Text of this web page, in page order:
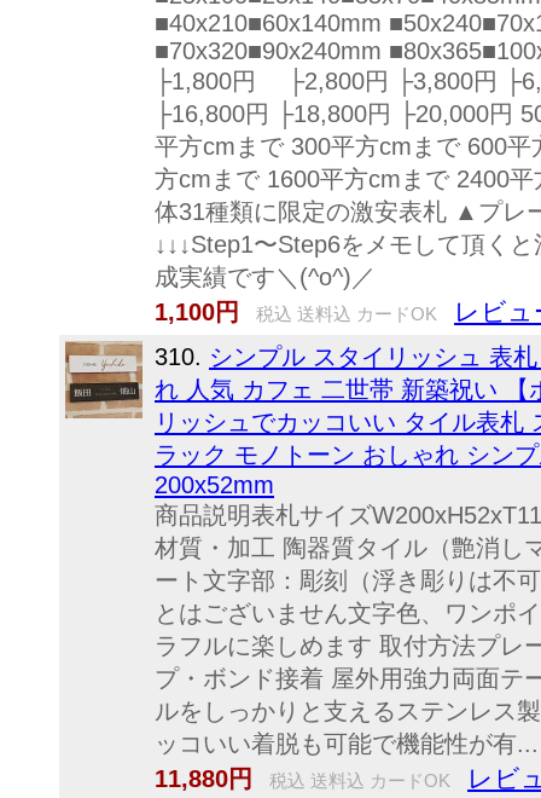
■40x210■60x140mm
■70x320■90x240mm
├1,800円 ├2,800円 ├3,800円
├16,800円 ├18,800円 ├20,000円
平方cmまで 300平方cmまで 600
方cmまで 1600平方cmまで 2400
体31種類に限定の激安表札 ▲プレ
↓↓↓Step1〜Step6をメモして頂く
成実績です＼(^o^)／
1,100円
税込 送料込 カードOK レビュ
310. シンプル スタイリッシュ 表
れ 人気 カフェ 二世帯 新築祝い
リッシュでカッコいい タイル表札
ラック モノトーン おしゃれ シン
200x52mm
商品説明表札サイズ
材質・加工 陶器質タイル（艶消し
ート文字部：彫刻（浮き彫りは不
とはございません文字色、ワンポ
ラフルに楽しめます 取付方法プレ
プ・ボンド接着 屋外用強力両面テ
ルをしっかりと支えるステンレス
ッコいい着脱も可能で機能性が有...
11,880円
税込 送料込 カードOK
レビ